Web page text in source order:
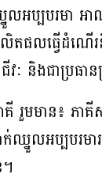
នួលអប្បបរមា
ផលធ្វើដំណើ
វៈ និងជាប្រធ
ភាគី រួមមាន
នួលអប្បបរម